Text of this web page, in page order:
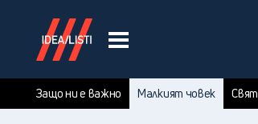
Защо ни е важно Малкият човек Свят